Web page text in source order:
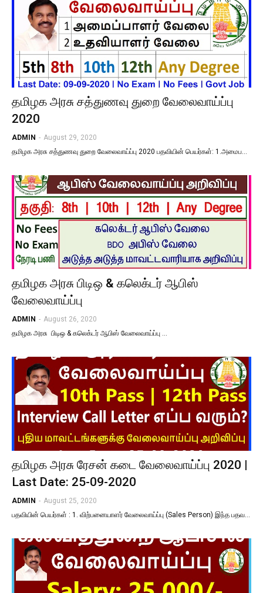
தமிழக அரசு சத்துணவு துறை வேலைவாய்ப்பு
2020
ADMIN - August 29, 2020
தமிழக அரசு சத்துணவு துறை வேலைவாய்ப்பு 2020 பதவியின் பெயர்கள்: 1.அமைப…
தமிழக​ அரசு பிடிஒ & கலெக்டர் ஆபிஸ்
வேலைவாய்ப்பு
ADMIN - August 26, 2020
தமிழக​ அரசு பிடிஒ & கலெக்டர் ஆபிஸ் வேலைவாய்ப்பு …
தமிழக​ அரசு ரேசன் கடை வேலைவாய்ப்பு 2020 |
Last Date: 25-09-2020
ADMIN - August 25, 2020
பதவியின் பெயர்கள் : 1. விற்பனையாளர் வேலைவாய்ப்பு (Sales Person) இந்த​ பதவ…